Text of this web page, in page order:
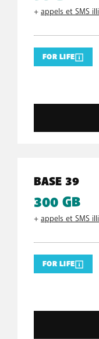
+ appels et SMS
FOR LIFE
BASE 39
300 GB
+ appels et SMS
FOR LIFE